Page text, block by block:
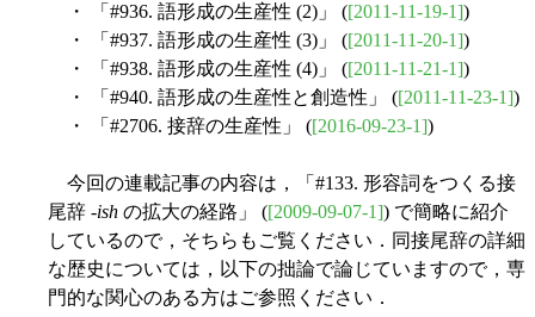
・ 「#936. 語形成の生産性 (2)」 ([2011-11-19-1])
・ 「#937. 語形成の生産性 (3)」 ([2011-11-20-1])
・ 「#938. 語形成の生産性 (4)」 ([2011-11-21-1])
・ 「#940. 語形成の生産性と創造性」 ([2011-11-23-1])
・ 「#2706. 接辞の生産性」 ([2016-09-23-1])
今回の連載記事の内容は，「#133. 形容詞をつくる接
尾辞 -ish の拡大の経路」 ([2009-09-07-1]) で簡略に紹介
しているので，そちらもご覧ください．同接尾辞の詳細
な歴史については，以下の拙論で論じていますので，専
門的な関心のある方はご参照ください．